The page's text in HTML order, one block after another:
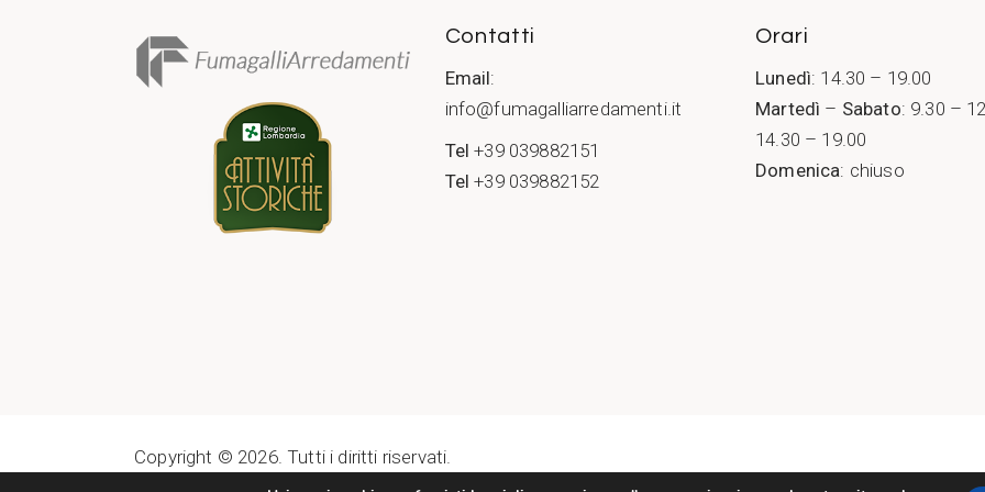
Contatti
Email:
info@fumagalliarredamenti.it
Tel +39 039882151
Tel +39 039882152
Orari
Lunedì: 14.30 – 19.00
Martedì – Sabato: 9.30 –
14.30 – 19.00
Domenica: chiuso
Copyright © 2026. Tutti i diritti riservati.